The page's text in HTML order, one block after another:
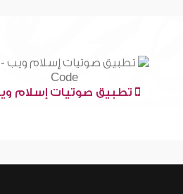
تطبيق صوتيات إسلام